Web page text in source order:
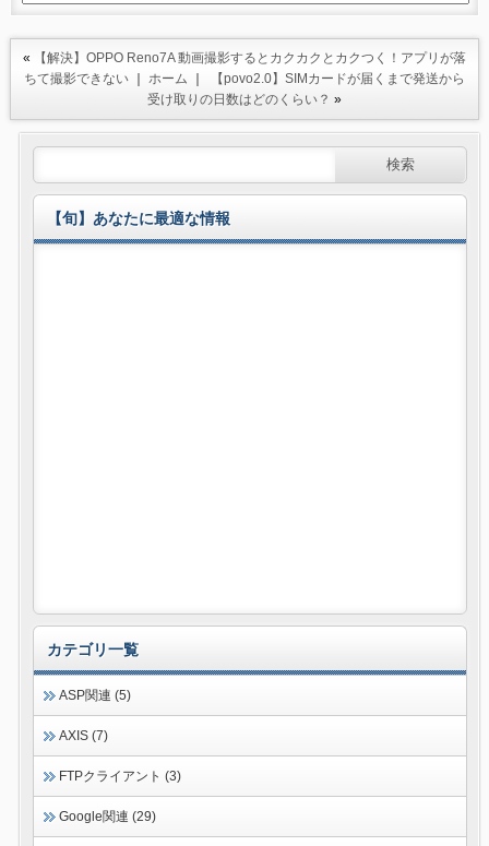
«
【解決】OPPO Reno7A 動画撮影するとカクカクとカクつく！アプリが落
ちて撮影できない｜ ホーム
【povo2.0】SIMカードが届くまで発送から
受け取りの日数はどのくらい？ »
【旬】あなたに最適な情報
カテゴリ一覧
ASP関連 (5)
AXIS (7)
FTPクライアント (3)
Google関連 (29)